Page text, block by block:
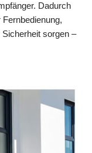
Dadurch
sorgen –